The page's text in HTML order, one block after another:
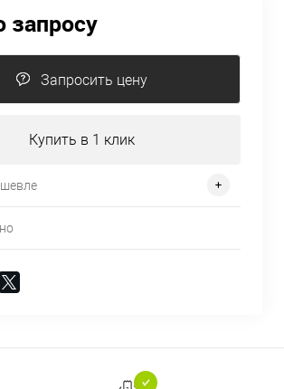
запросу
Запросить цену
Купить в 1 клик